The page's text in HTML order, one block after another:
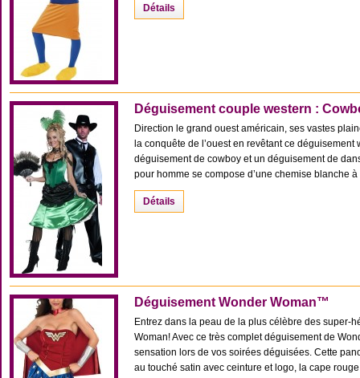
Détails
Déguisement couple western :
Direction le grand ouest américain, ses vastes
la conquête de l’ouest en revêtant ce
déguisement de cowboy et un déguisement de
pour homme se compose d’une chemise blanche
Détails
Déguisement Wonder Woman™
Entrez dans la peau de la plus célèbre des super-
Woman! Avec ce très complet déguisement de
sensation lors de vos soirées déguisées. Cette
au touché satin avec ceinture et logo, la cape